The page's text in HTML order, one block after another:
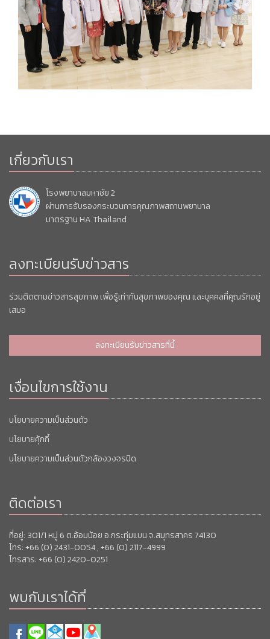
เกี่ยวกับเรา
โรงพยาบาลมหาชัย 2
ผ่านการรับรองกระบวนการคุณภาพสถานพยาบาล
มาตรฐาน HA Thailand
ลงทะเบียนรับข่าวสาร
ร่วมติดตามข่าวสารสุขภาพ เพื่อรู้เท่าทันสุขภาพของคุณ และบุคคลที่คุณรักอยู่
เสมอ
ลงทะเบียนรับข่าวสารที่นี้
เงื่อนไขการใช้งาน
นโยบายความเป็นส่วนตัว
นโยบายคุ้กกี้
นโยบายความเป็นส่วนตัวกล้องวงจรปิด
ติดต่อเรา
ที่อยู่: 301/1 หมู่ 6 ต.อ้อมน้อย อ.กระทุ่มแบน จ.สมุทรสาคร 74130
โทร: +66 (0) 2431-0054 , +66 (0) 2117-4999
โทรสาร: +66 (0) 2420-0251
พบกับเราได้ที่